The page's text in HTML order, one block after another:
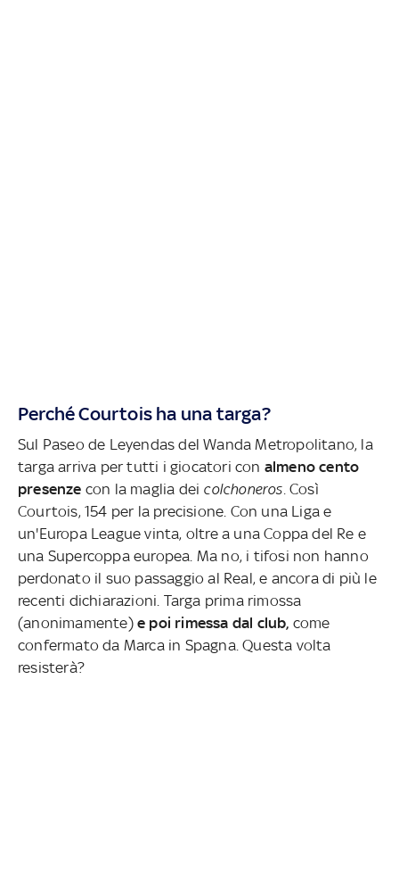
Perché Courtois ha una targa?
Sul Paseo de Leyendas del Wanda Metropolitano, la
targa arriva per tutti i giocatori con almeno cento
presenze con la maglia dei colchoneros.Così
Courtois, 154 per la precisione. Con una Liga e
un'Europa League vinta, oltre a una Coppa del Re e
una Supercoppa europea. Ma no, i tifosi non hanno
perdonato il suo passaggio al Real, e ancora di più le
recenti dichiarazioni. Targa prima rimossa
(anonimamente) e poi rimessa dal club, come
confermato da Marca in Spagna. Questa volta
resisterà?